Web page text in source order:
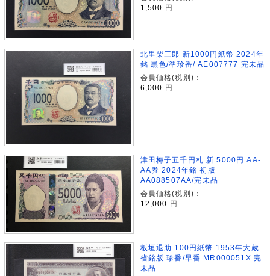
1,500 円
北里柴三郎 新1000円紙幣 2024年
銘 黒色/準珍番/ AE007777 完未品
会員価格(税別)：
6,000 円
津田梅子五千円札 新 5000円 AA-
AA券 2024年銘 初版
AA088507AA/完未品
会員価格(税別)：
12,000
円
板垣退助 100円紙幣 1953年大蔵
省銘版 珍番/早番 MR000051X 完
未品